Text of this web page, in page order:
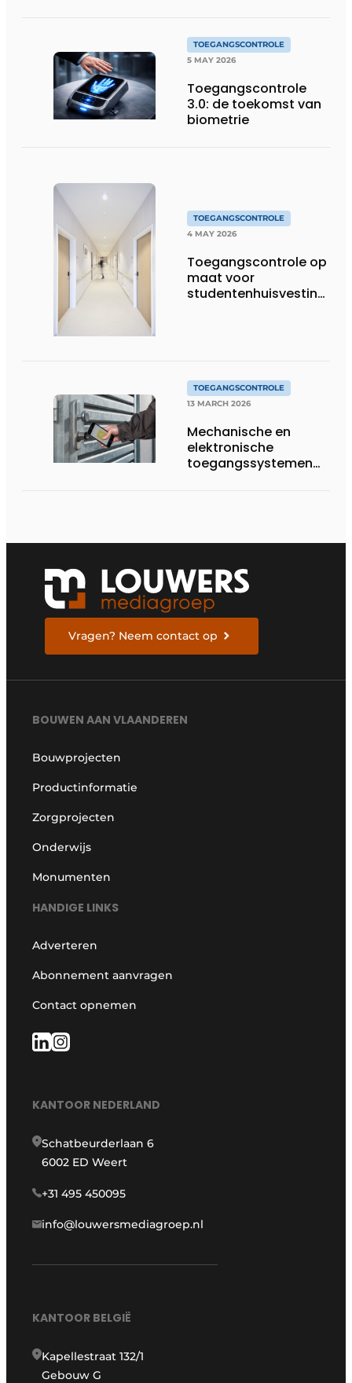
TOEGANGSCONTROLE
5 MAY 2026
Toegangscontrole
3.0: de toekomst van
biometrie
TOEGANGSCONTROLE
4 MAY 2026
Toegangscontrole op
maat voor
studentenhuisvesting
TOEGANGSCONTROLE
13 MARCH 2026
Mechanische en
elektronische
toegangssystemen
Vragen? Neem contact op
BOUWEN AAN VLAANDEREN
Bouwprojecten
Productinformatie
Zorgprojecten
Onderwijs
Monumenten
HANDIGE LINKS
Adverteren
Abonnement aanvragen
Contact opnemen
KANTOOR NEDERLAND
Schatbeurderlaan 6
6002 ED Weert
+31 495 450095
info@louwersmediagroep.nl
KANTOOR BELGIË
Kapellestraat 132/1
Gebouw G